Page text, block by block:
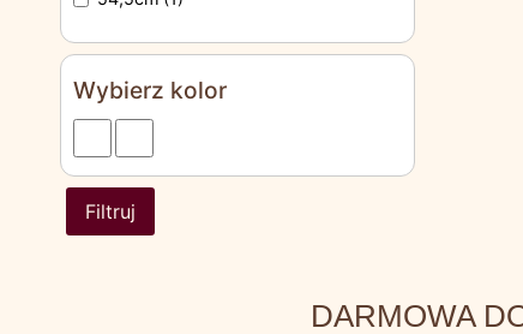
Wybierz kolor
Filtruj
DARMOWA